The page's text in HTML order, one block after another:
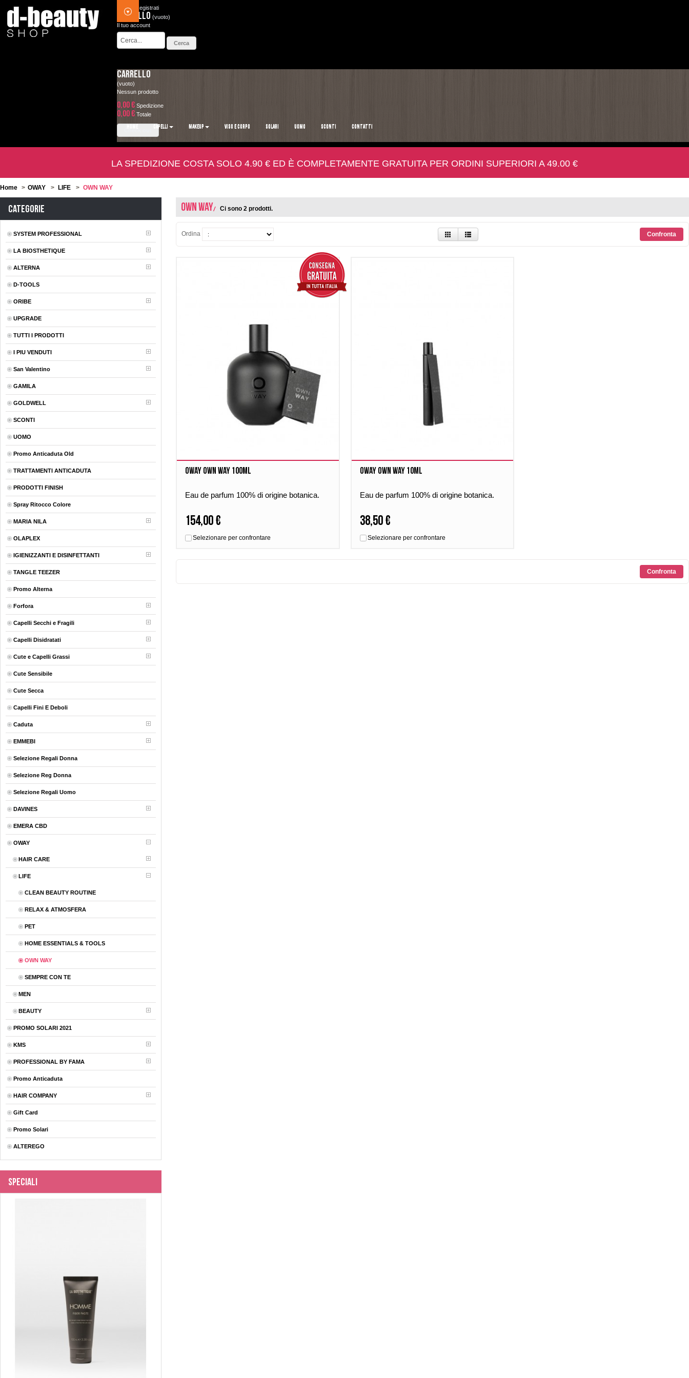
Accedi Registrati
Carrello (vuoto)
Il tuo account
Carrello
(vuoto)
Nessun prodotto
0,00 € Spedizione
0,00 € Totale
HOME CAPELLI MAKEUP VISO E CORPO SOLARI UOMO SCONTI CONTATTI
LA SPEDIZIONE COSTA SOLO 4.90 € ED È COMPLETAMENTE GRATUITA PER ORDINI SUPERIORI A 49.00 €
Home > OWAY > LIFE > OWN WAY
Categorie
SYSTEM PROFESSIONAL
LA BIOSTHETIQUE
ALTERNA
D-TOOLS
ORIBE
UPGRADE
TUTTI I PRODOTTI
I PIU VENDUTI
San Valentino
GAMILA
GOLDWELL
SCONTI
UOMO
Promo Anticaduta Old
TRATTAMENTI ANTICADUTA
PRODOTTI FINISH
Spray Ritocco Colore
MARIA NILA
OLAPLEX
IGIENIZZANTI E DISINFETTANTI
TANGLE TEEZER
Promo Alterna
Forfora
Capelli Secchi e Fragili
Capelli Disidratati
Cute e Capelli Grassi
Cute Sensibile
Cute Secca
Capelli Fini E Deboli
Caduta
EMMEBI
Selezione Regali Donna
Selezione Reg Donna
Selezione Regali Uomo
DAVINES
EMERA CBD
OWAY
HAIR CARE
LIFE
CLEAN BEAUTY ROUTINE
RELAX & ATMOSFERA
PET
HOME ESSENTIALS & TOOLS
OWN WAY
SEMPRE CON TE
MEN
BEAUTY
PROMO SOLARI 2021
KMS
PROFESSIONAL BY FAMA
Promo Anticaduta
HAIR COMPANY
Gift Card
Promo Solari
ALTEREGO
Speciali
OWN WAY Ci sono 2 prodotti.
Ordina
Oway Own Way 100ml
Eau de parfum 100% di origine botanica.
154,00 €
Selezionare per confrontare
Oway Own Way 10ml
Eau de parfum 100% di origine botanica.
38,50 €
Selezionare per confrontare